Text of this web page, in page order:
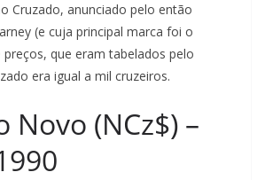
Cruzado, anunciado pelo então
(e cuja principal marca foi o
que eram tabelados pelo
era igual a mil cruzeiros.
Novo (NCz$) –